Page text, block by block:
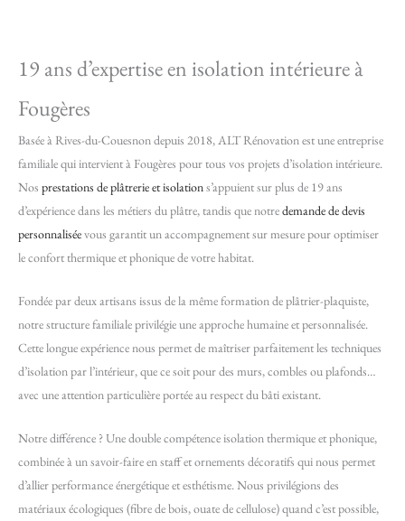
19 ans d’expertise en isolation intérieure à
Fougères
Basée à Rives-du-Couesnon depuis 2018, ALT Rénovation est une entreprise
familiale qui intervient à Fougères pour tous vos projets d’isolation intérieure.
Nos prestations de plâtrerie et isolations’appuient sur plus de 19 ans
d’expérience dans les métiers du plâtre, tandis que notredemande de devis
personnaliséevous garantit un accompagnement sur mesure pour optimiser
le confort thermique et phonique de votre habitat.
Fondée par deux artisans issus de la même formation de plâtrier-plaquiste,
notre structure familiale privilégie une approche humaine et personnalisée.
Cette longue expérience nous permet de maîtriser parfaitement les techniques
d’isolation par l’intérieur, que ce soit pour des murs, combles ou plafonds…
avec une attention particulière portée au respect du bâti existant.
Notre différence ? Une double compétence isolation thermique et phonique,
combinée à un savoir-faire en staff et ornements décoratifs qui nous permet
d’allier performance énergétique et esthétisme. Nous privilégions des
matériaux écologiques (fibre de bois, ouate de cellulose) quand c’est possible,